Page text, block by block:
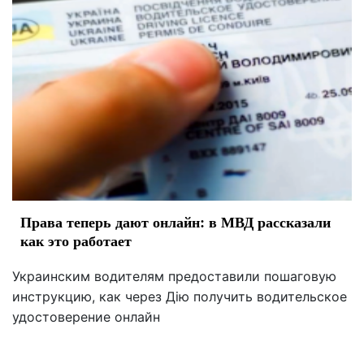
Права теперь дают онлайн: в МВД рассказали
как это работает
Украинским водителям предоставили пошаговую
инструкцию, как через Дію получить водительское
удостоверение онлайн